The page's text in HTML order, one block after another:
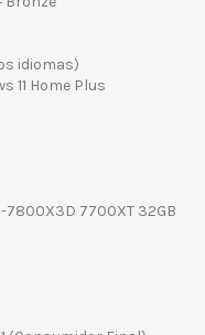
idiomas)
11 Home Plus
7800X3D 7700XT 32GB